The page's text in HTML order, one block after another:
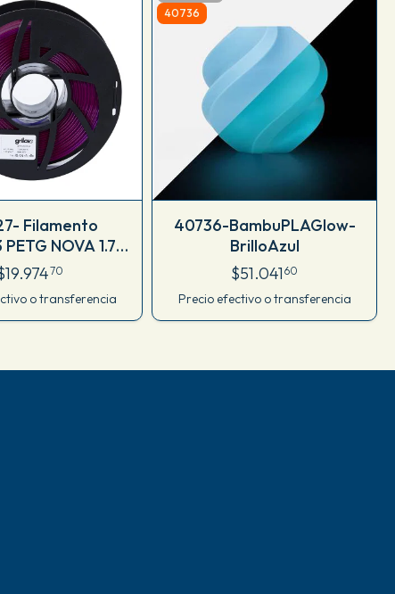
Filamento
PETG NOVA 1.75
M77INV175CJ
70
o transferencia
40736
40736-BambuPLAGlow-
BrilloAzul
$51.041 60
Precio efectivo o transferencia